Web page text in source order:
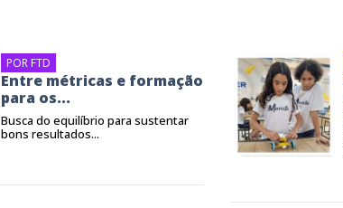
POR FTD
Entre métricas e formação
para os...
Busca do equilíbrio para sustentar
bons resultados...